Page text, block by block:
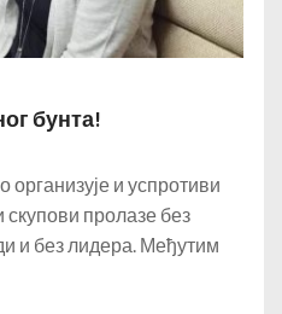
бунта!
и успротиви
скупови пролазе без
и без лидера. Међутим